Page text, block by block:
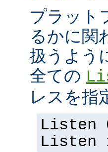
プラット
るかに関
扱うよう
全ての
レスを指
Listen
Listen